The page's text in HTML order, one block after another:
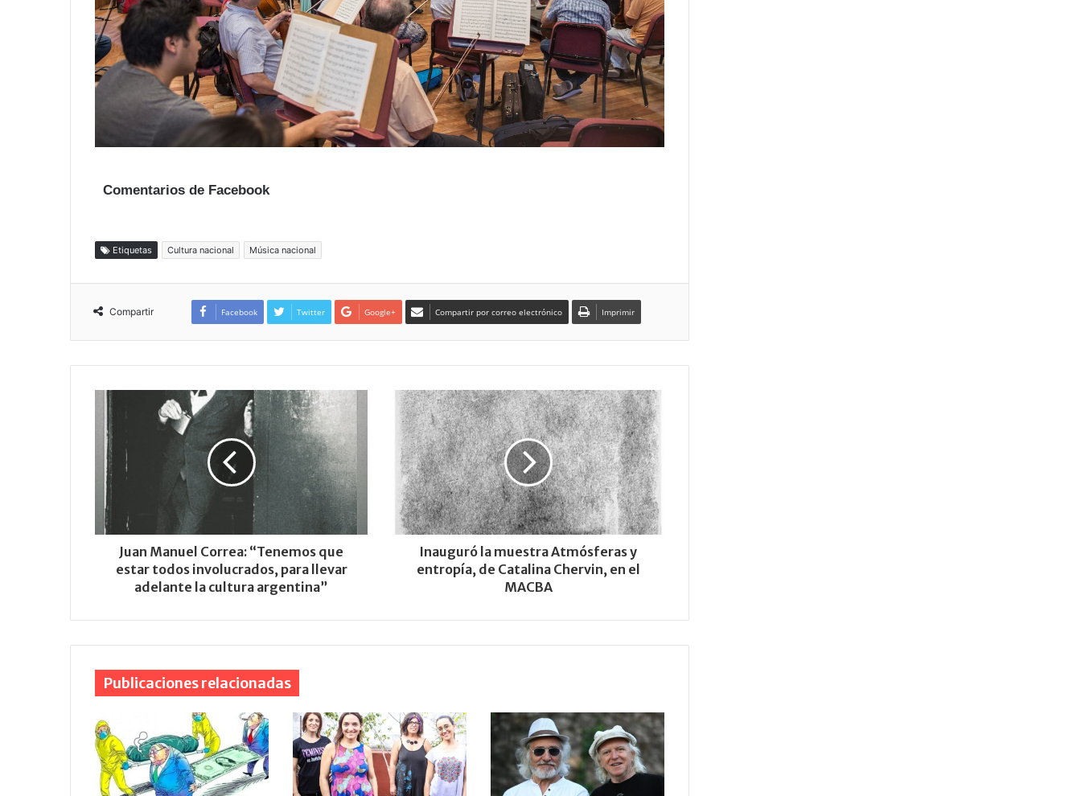
Comentarios de Facebook
Etiquetas Cultura nacional Música nacional
Compartir Facebook Twitter Google+ Compartir por correo electrónico Imprimir
Juan Manuel Correa: “Tenemos que
estar todos involucrados, para llevar
adelante la cultura argentina”
Inauguró la muestra Atmósferas y
entropía, de Catalina Chervin, en el
MACBA
Publicaciones relacionadas